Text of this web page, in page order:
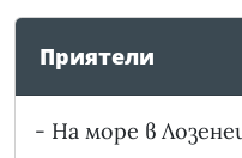
Приятели
- На море в